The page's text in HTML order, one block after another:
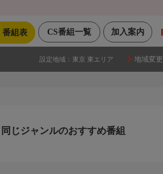
加入案内
CS番組一覧
番組表
設定地域： 東京 東エリア 地域変更
同じジャンルのおすすめ番組